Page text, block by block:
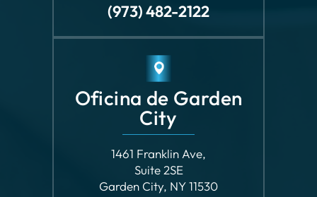
Oficina de Garden
City
1461 Franklin Ave,
Suite 2SE
Garden City, NY 11530